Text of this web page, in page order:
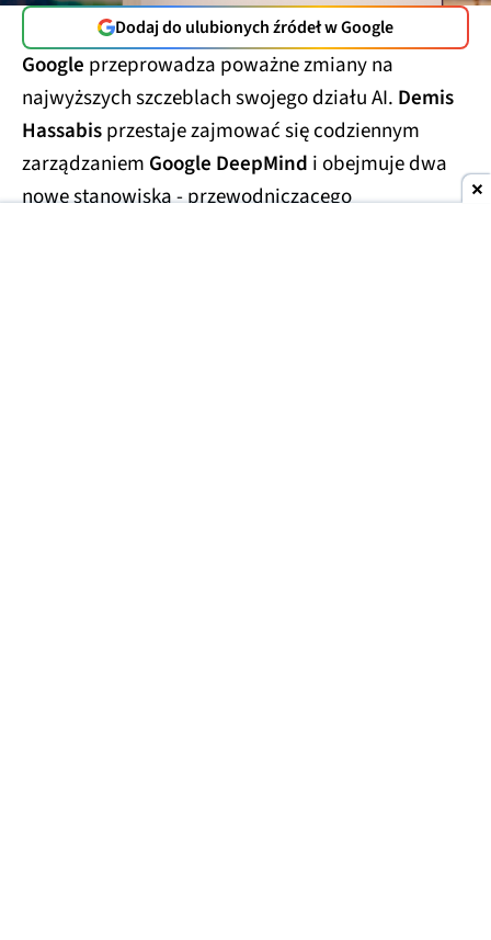
Dodaj do ulubionych źródeł w Google
Google przeprowadza poważne zmiany na
najwyższych szczeblach swojego działu AI. Demis
Hassabisprzestaje zajmować się codziennym
zarządzaniem Google DeepMind i obejmuje dwa
nowe stanowiska - przewodniczącego